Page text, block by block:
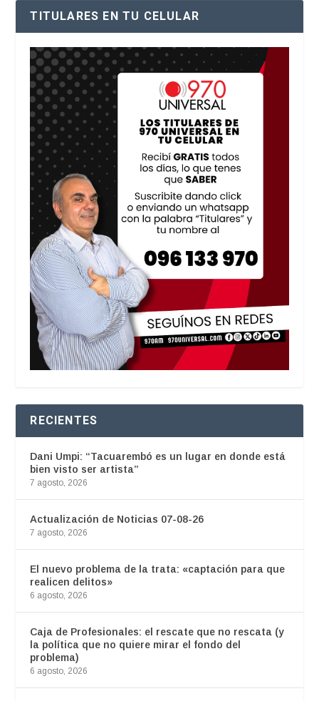
TITULARES EN TU CELULAR
RECIENTES
Dani Umpi: “Tacuarembó es un lugar en donde está
bien visto ser artista”
7 agosto, 2026
Actualización de Noticias 07-08-26
7 agosto, 2026
El nuevo problema de la trata: «captación para que
realicen delitos»
6 agosto, 2026
Caja de Profesionales: el rescate que no rescata (y
la política que no quiere mirar el fondo del
problema)
6 agosto, 2026